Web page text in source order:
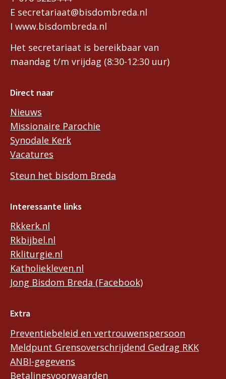
E secretariaat@bisdombreda.nl
I www.bisdombreda.nl
Het secretariaat is bereikbaar van
maandag t/m vrijdag (8:30-12:30 uur)
Direct naar
Nieuws
Missionaire Parochie
Synodale Kerk
Vacatures
Steun het bisdom Breda
Interessante links
Rkkerk.nl
Rkbijbel.nl
Rkliturgie.nl
Katholiekleven.nl
Jong Bisdom Breda (Facebook)
Extra
Preventiebeleid en vertrouwenspersoon
Meldpunt Grensoverschrijdend Gedrag RKK
ANBI-gegevens
Betalingsvoorwaarden